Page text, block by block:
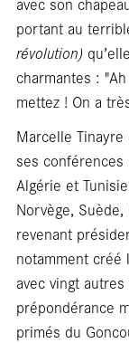
portant au
révolution)
charmantes :
mettez ! On a
Marcelle
ses
Algérie et
Norvège,
revenant
notamment créé
avec vingt
prépondérance
primés du